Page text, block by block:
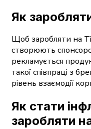
Як
Щоб заробляти на
створюють
рекламується
такої співпраці з
рівень взаємодії
Як стати
заробляти